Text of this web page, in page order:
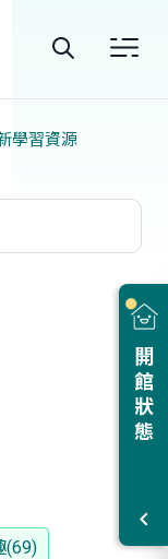
站
尋
開館狀態
學習資源
(69)